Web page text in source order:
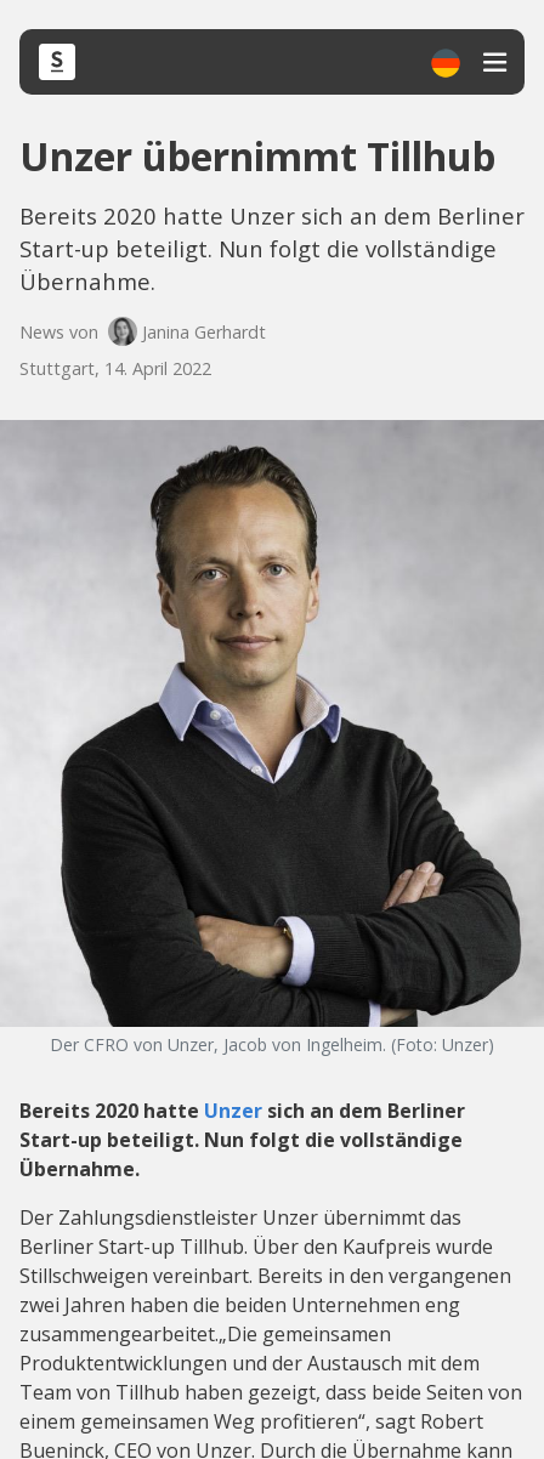
Unzer übernimmt Tillhub
Bereits 2020 hatte Unzer sich an dem Berliner
Start-up beteiligt. Nun folgt die vollständige
Übernahme.
News von
Janina Gerhardt
Stuttgart, 14. April 2022
Der CFRO von Unzer, Jacob von Ingelheim. (Foto: Unzer)
Bereits 2020 hatte Unzer sich an dem Berliner
Start-up beteiligt. Nun folgt die vollständige
Übernahme.
Der Zahlungsdienstleister Unzer übernimmt das
Berliner Start-up Tillhub. Über den Kaufpreis wurde
Stillschweigen vereinbart. Bereits in den vergangenen
zwei Jahren haben die beiden Unternehmen eng
zusammengearbeitet.„Die gemeinsamen
Produktentwicklungen und der Austausch mit dem
Team von Tillhub haben gezeigt, dass beide Seiten von
einem gemeinsamen Weg profitieren“, sagt Robert
Bueninck, CEO von Unzer. Durch die Übernahme kann